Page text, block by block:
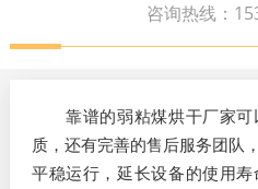
咨询热线：
靠谱的弱粘煤烘干厂家可
质，还有完善的售后服务团队
平稳运行，延长设备的使用